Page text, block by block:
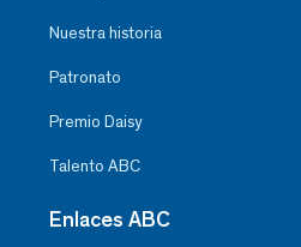
Nuestra historia
Patronato
Premio Daisy
Talento ABC
Enlaces ABC